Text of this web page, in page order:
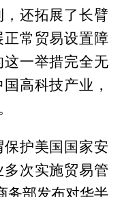
还拓展了长臂
常贸易设置障
一举措完全无
高科技产业，
护美国国家安
次实施贸易管
务部发布对华半